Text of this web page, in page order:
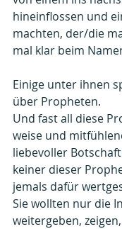
hineinflossen und
machten, der/die
mal klar beim
Einige unter ihnen
über Propheten.
Und fast all diese
weise und
liebevoller
keiner dieser
jemals dafür
Sie wollten nur die
weitergeben,